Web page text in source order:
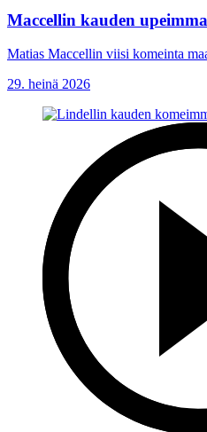
Maccellin kauden
Matias Maccellin viisi komeinta
29. heinä 2026